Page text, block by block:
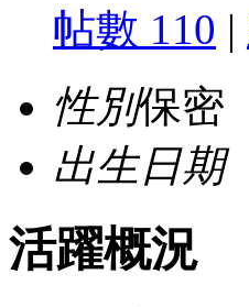
帖數 110 |
性別保密
出生日期
活躍概況